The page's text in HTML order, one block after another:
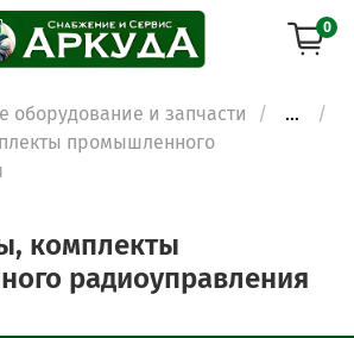
0
оборудование и запчасти
...
промышленного
комплекты
радиоуправления